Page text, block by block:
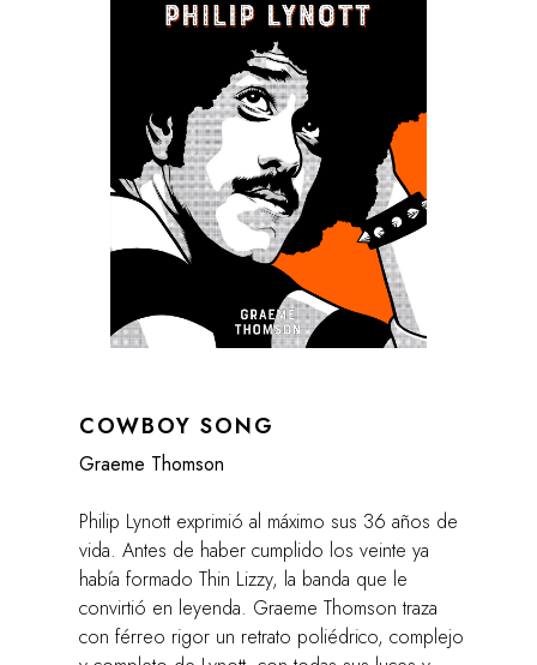
COWBOY SONG
Graeme Thomson
Philip Lynott exprimió al máximo sus 36 años de
vida. Antes de haber cumplido los veinte ya
había formado Thin Lizzy, la banda que le
convirtió en leyenda. Graeme Thomson traza
con férreo rigor un retrato poliédrico, complejo